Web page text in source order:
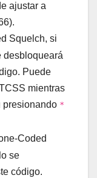
ajustar a
Squelch, si
desbloqueará
Puede
mientras
presionando *
Coded
se
código.